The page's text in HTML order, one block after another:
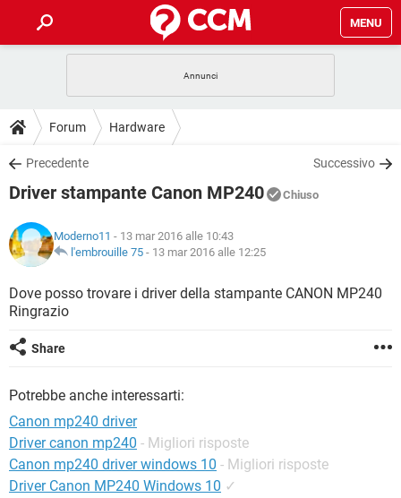
MENU
INTRATTENIMENTO
iOS
INSTAGRAM WHATSAPP
TIKTOK
HARDWARE
GUIDE
COVID-19
INSTAGRAM WHATSAPP
TIKTOK
HARDWARE
DOWNLOAD
COVID-19 GAMING
INTRATTENIMENTO
iOS WINDOWS 10
TIKTOK
HARDWARE
COVID-19 GAMING
INTRATTENIMENTO
iOS WINDOWS 10
HARDWARE
GLOSSARIO
INTRATTENIMENTO
iOS
HARDWARE
Forum Hardware
Precedente Successivo
Driver stampante Canon MP240 Chiuso
Moderno11 - 13 mar 2016 alle 10:43
l'embrouille 75 - 13 mar 2016 alle 12:25
Dove posso trovare i driver della stampante CANON MP240
Ringrazio
Share
Potrebbe anche interessarti:
Canon mp240 driver
Driver canon mp240 - Migliori risposte
Canon mp240 driver windows 10 - Migliori risposte
Driver Canon MP240 Windows 10 ✓